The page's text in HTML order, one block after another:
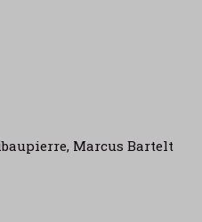
Marcus Bartelt